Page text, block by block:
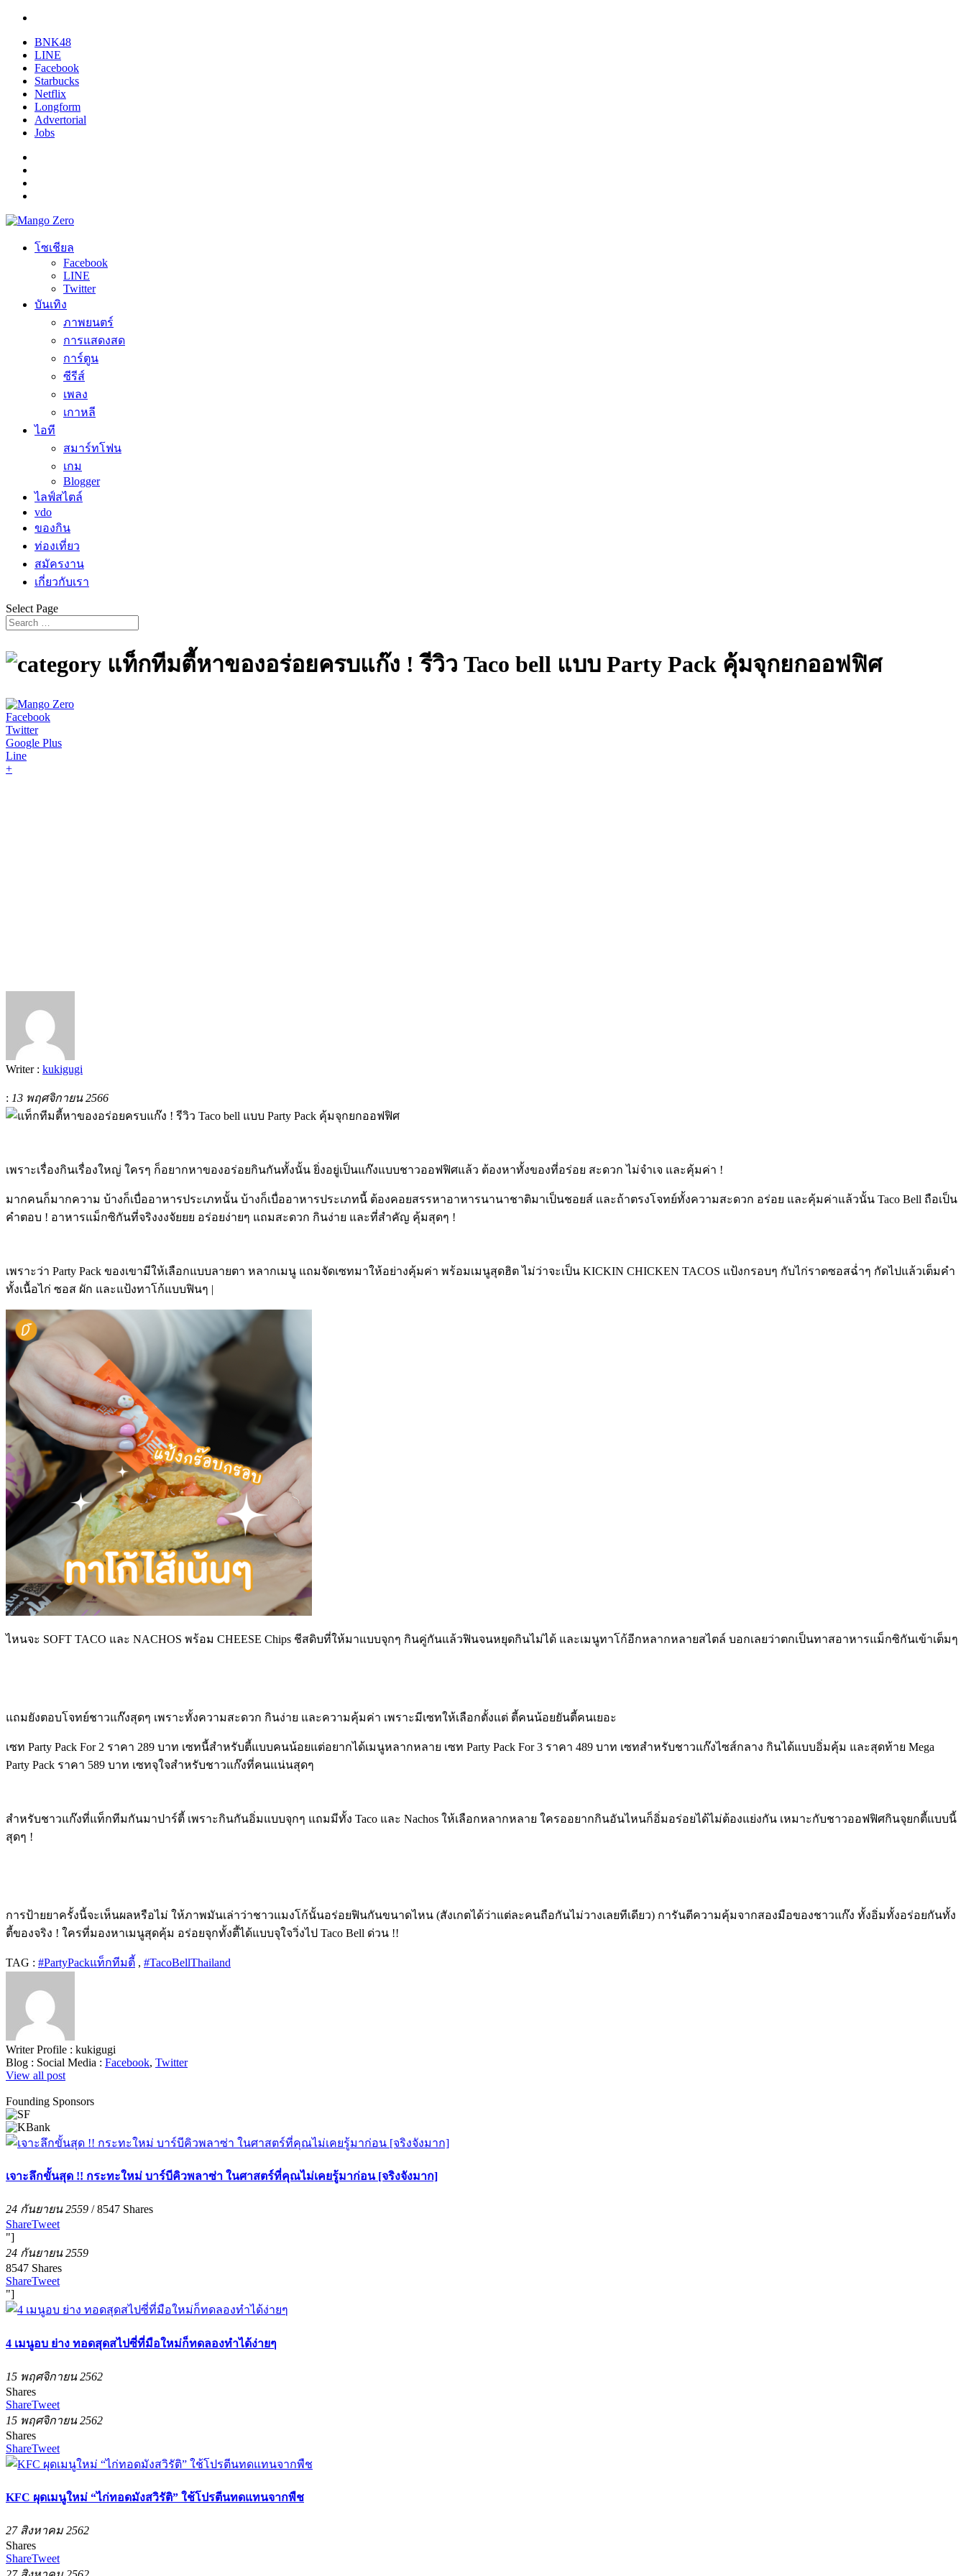
BNK48
LINE
Facebook
Starbucks
Netflix
Longform
Advertorial
Jobs
โซเชียล
Facebook
LINE
Twitter
บันเทิง
ภาพยนตร์
การแสดงสด
การ์ตูน
ซีรีส์
เพลง
เกาหลี
ไอที
สมาร์ทโฟน
เกม
Blogger
ไลฟ์สไตล์
vdo
ของกิน
ท่องเที่ยว
สมัครงาน
เกี่ยวกับเรา
Select Page
แท็กทีมตี้หาของอร่อยครบแก๊ง ! รีวิว Taco bell แบบ Party Pack คุ้มจุกยกออฟฟิศ
Facebook
Twitter
Google Plus
Line
+
Writer : kukigugi
: 13 พฤศจิกายน 2566
เพราะเรื่องกินเรื่องใหญ่ ใครๆ ก็อยากหาของอร่อยกินกันทั้งนั้น ยิ่งอยู่เป็นแก๊งแบบชาวออฟฟิศแล้ว ต้องหาทั้งของที่อร่อย สะดวก ไม่จำเจ และคุ้มค่า !
มากคนก็มากความ บ้างก็เบื่ออาหารประเภทนั้น บ้างก็เบื่ออาหารประเภทนี้ ต้องคอยสรรหาอาหารนานาชาติมาเป็นชอยส์ และถ้าตรงโจทย์ทั้งความสะดวก อร่อย และคุ้มค่าแล้วนั้น Taco Bell ถือเป็น
คำตอบ ! อาหารแม็กซิกันที่จริงงงจัยยย อร่อยง่ายๆ แถมสะดวก กินง่าย และที่สำคัญ คุ้มสุดๆ !
เพราะว่า Party Pack ของเขามีให้เลือกแบบลายตา หลากเมนู แถมจัดเซทมาให้อย่างคุ้มค่า พร้อมเมนูสุดฮิต ไม่ว่าจะเป็น KICKIN CHICKEN TACOS แป้งกรอบๆ กับไก่ราดซอสฉ่ำๆ กัดไปแล้วเต็มคำ
ทั้งเนื้อไก่ ซอส ผัก และแป้งทาโก้แบบฟินๆ |
ไหนจะ SOFT TACO และ NACHOS พร้อม CHEESE Chips ชีสดิบที่ให้มาแบบจุกๆ กินคู่กันแล้วฟินจนหยุดกินไม่ได้ และเมนูทาโก้อีกหลากหลายสไตล์ บอกเลยว่าตกเป็นทาสอาหารแม็กซิกันเข้าเต็มๆ
แถมยังตอบโจทย์ชาวแก๊งสุดๆ เพราะทั้งความสะดวก กินง่าย และความคุ้มค่า เพราะมีเซทให้เลือกตั้งแต่ ตี้คนน้อยยันตี้คนเยอะ
เซท Party Pack For 2 ราคา 289 บาท เซทนี้สำหรับตี้แบบคนน้อยแต่อยากได้เมนูหลากหลาย เซท Party Pack For 3 ราคา 489 บาท เซทสำหรับชาวแก๊งไซส์กลาง กินได้แบบอิ่มคุ้ม และสุดท้าย Mega
Party Pack ราคา 589 บาท เซทจุใจสำหรับชาวแก๊งที่คนแน่นสุดๆ
สำหรับชาวแก๊งที่แท็กทีมกันมาปาร์ตี้ เพราะกินกันอิ่มแบบจุกๆ แถมมีทั้ง Taco และ Nachos ให้เลือกหลากหลาย ใครออยากกินอันไหนก็อิ่มอร่อยได้ไม่ต้องแย่งกัน เหมาะกับชาวออฟฟิศกินจุยกตี้แบบนี้
สุดๆ !
การป้ายยาครั้งนี้จะเห็นผลหรือไม่ ให้ภาพมันเล่าว่าชาวแมงโก้นั้นอร่อยฟินกันขนาดไหน (สังเกตได้ว่าแต่ละคนถือกันไม่วางเลยทีเดียว) การันตีความคุ้มจากสองมือของชาวแก๊ง ทั้งอิ่มทั้งอร่อยกันทั้ง
ตี้ของจริง ! ใครที่มองหาเมนูสุดคุ้ม อร่อยจุกทั้งตี้ได้แบบจุใจวิ่งไป Taco Bell ด่วน !!
TAG : #PartyPackแท็กทีมตี้ , #TacoBellThailand
Writer Profile : kukigugi
Blog : Social Media : Facebook, Twitter
View all post
Founding Sponsors
เจาะลึกขั้นสุด !! กระทะใหม่ บาร์บีคิวพลาซ่า ในศาสตร์ที่คุณไม่เคยรู้มาก่อน [จริงจังมาก]
24 กันยายน 2559 /8547 Shares
ShareTweet
"]
24 กันยายน 2559
8547 Shares
ShareTweet
"]
4 เมนูอบ ย่าง ทอดสุดสไปซี่ที่มือใหม่ก็ทดลองทำได้ง่ายๆ
15 พฤศจิกายน 2562
Shares
ShareTweet
15 พฤศจิกายน 2562
Shares
ShareTweet
KFC ผุดเมนูใหม่ “ไก่ทอดมังสวิรัติ” ใช้โปรตีนทดแทนจากพืช
27 สิงหาคม 2562
Shares
ShareTweet